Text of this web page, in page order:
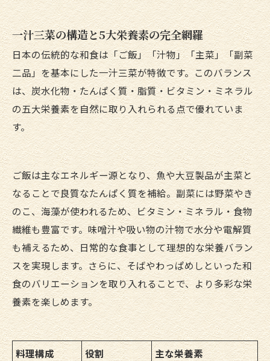
一汁三菜の構造と5大栄養素の完全網羅
日本の伝統的な和食は「ご飯」「汁物」「主菜」「副菜
二品」を基本にした一汁三菜が特徴です。このバランス
は、炭水化物・たんぱく質・脂質・ビタミン・ミネラル
の五大栄養素を自然に取り入れられる点で優れていま
す。
ご飯は主なエネルギー源となり、魚や大豆製品が主菜と
なることで良質なたんぱく質を補給。副菜には野菜やき
のこ、海藻が使われるため、ビタミン・ミネラル・食物
繊維も豊富です。味噌汁や吸い物の汁物で水分や電解質
も補えるため、日常的な食事として理想的な栄養バラン
スを実現します。さらに、そばやわっぱめしといった和
食のバリエーションを取り入れることで、より多彩な栄
養素を楽しめます。
料理構成 役割 主な栄養素